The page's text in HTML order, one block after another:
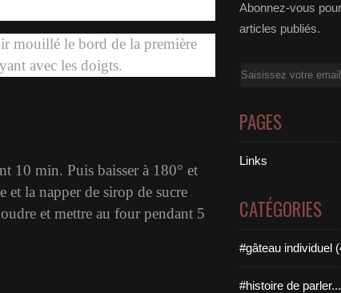
mouillé le bord de la première
avec les doigts.
10 min. Puis baisser à 180° et
et la napper de sirop de sucre
et mettre au four pendant 5
Abonnez-vous
articles publiés.
Email
PAGES
Links
CATÉGORIES
#gâteau individuel
#histoire de